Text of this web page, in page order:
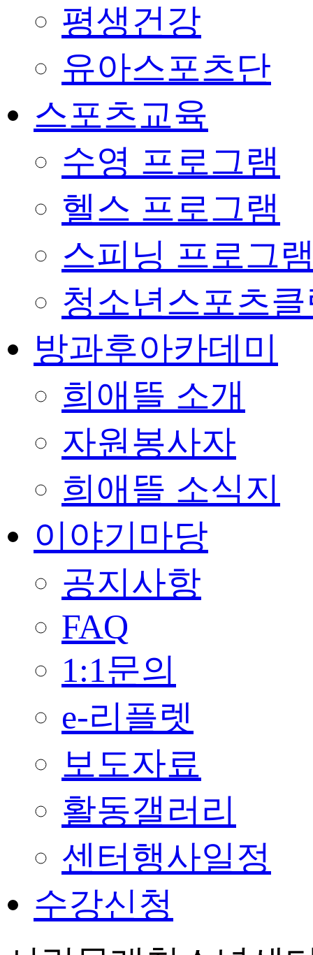
평생건강
유아스포츠단
스포츠교육
수영 프로그램
헬스 프로그램
스피닝 프로그
청소년스포츠
방과후아카데미
희애뜰 소개
자원봉사자
희애뜰 소식지
이야기마당
공지사항
FAQ
1:1문의
e-리플렛
보도자료
활동갤러리
센터행사일정
수강신청